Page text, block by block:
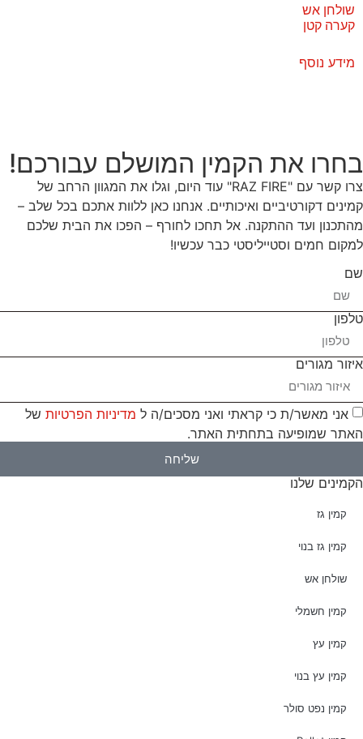
שולחן אש
קערה קטן
מידע נוסף
בחרו את הקמין המושלם עבורכם!
צרו קשר עם "RAZ FIRE" עוד היום, וגלו את המגוון הרחב של
קמינים דקורטיביים ואיכותיים. אנחנו כאן ללוות אתכם בכל שלב –
מהתכנון ועד ההתקנה. אל תחכו לחורף – הפכו את הבית שלכם
למקום חמים וסטייליסטי כבר עכשיו!
שם
טלפון
איזור מגורים
אני מאשר/ת כי קראתי ואני מסכים/ה ל מדיניות הפרטיות של
האתר שמופיעה בתחתית האתר.
שליחה
הקמינים שלנו
קמין גז
קמין גז בנוי
שולחן אש
קמין חשמלי
קמין עץ
קמין עץ בנוי
קמין נפט סולר